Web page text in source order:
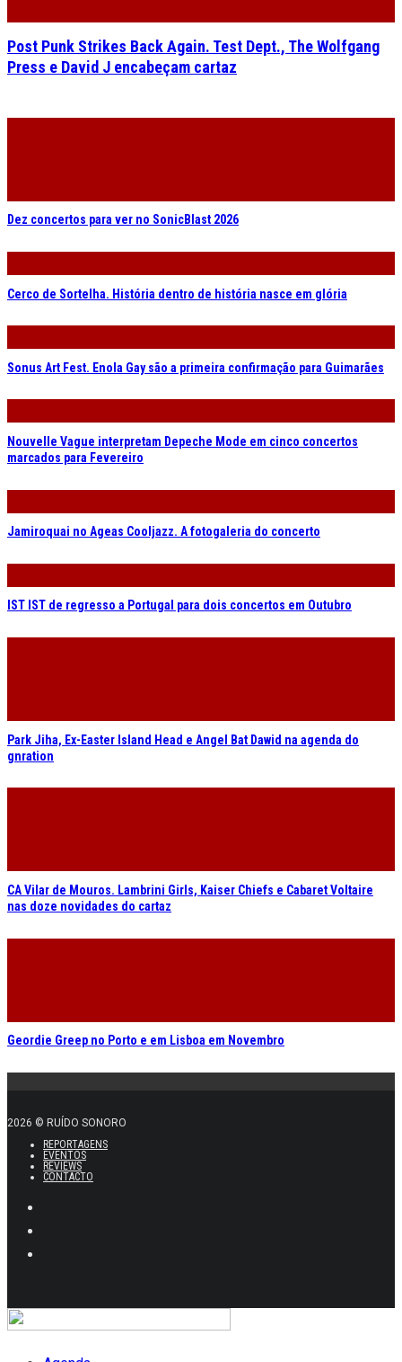
Post Punk Strikes Back Again. Test Dept., The Wolfgang
Press e David J encabeçam cartaz
Dez concertos para ver no SonicBlast 2026
Cerco de Sortelha. História dentro de história nasce em glória
Sonus Art Fest. Enola Gay são a primeira confirmação para Guimarães
Nouvelle Vague interpretam Depeche Mode em cinco concertos
marcados para Fevereiro
Jamiroquai no Ageas Cooljazz. A fotogaleria do concerto
IST IST de regresso a Portugal para dois concertos em Outubro
Park Jiha, Ex-Easter Island Head e Angel Bat Dawid na agenda do
gnration
CA Vilar de Mouros. Lambrini Girls, Kaiser Chiefs e Cabaret Voltaire
nas doze novidades do cartaz
Geordie Greep no Porto e em Lisboa em Novembro
2026 © RUÍDO SONORO
REPORTAGENS
EVENTOS
REVIEWS
CONTACTO